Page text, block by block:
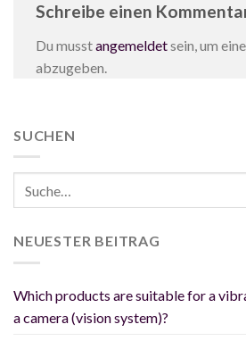
Schreibe einen
Du musstangemeldetsein, um
abzugeben.
SUCHEN
NEUESTER BEITRAG
Which products are suitable for a
a camera (vision system)?